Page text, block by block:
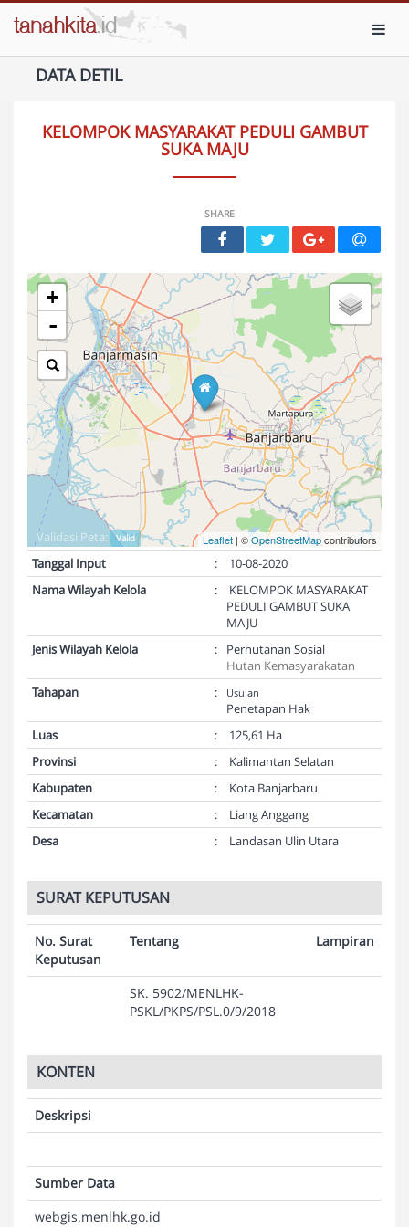
DATA DETIL
KELOMPOK MASYARAKAT PEDULI GAMBUT
SUKA MAJU
SHARE
+
-
Leaflet | ©OpenStreetMapcontributors
Validasi Peta: Valid
Tanggal Input :
10-08-2020
Nama Wilayah Kelola
:
KELOMPOK MASYARAKAT
PEDULI GAMBUT SUKA
MAJU
Jenis Wilayah Kelola
:
Perhutanan Sosial
Hutan Kemasyarakatan
Tahapan
: Usulan
Penetapan Hak
Luas
:
125,61 Ha
Provinsi
:
Kalimantan Selatan
Kabupaten
:
Kota Banjarbaru
Kecamatan
:
Liang Anggang
Desa
: Landasan Ulin Utara
SURAT KEPUTUSAN
No. Surat
Keputusan
Tentang Lampiran
SK. 5902/MENLHK-
PSKL/PKPS/PSL.0/9/2018
KONTEN
Deskripsi
Sumber Data
webgis.menlhk.go.id